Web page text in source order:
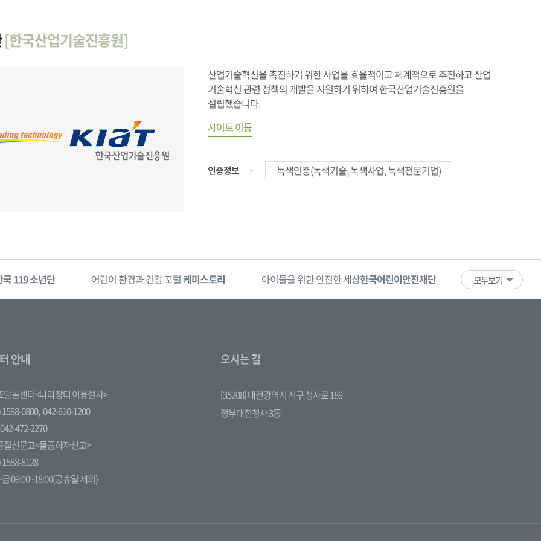
[한국산업기술진흥원]
산업기술혁신을 촉진하기 위한 사업을 효율적이고 체계적으로 추진하고 산업
기술혁신 관련 정책의 개발을 지원하기 위하여 한국산업기술진흥원을
설립했습니다.
사이트 이동
인증정보 녹색인증(녹색기술, 녹색사업, 녹색전문기업)
국 119 소년단 어린이 환경과 건강 포털케미스토리 아이들을 위한 안전한 세상한국어린이안전재단 어린이·청소년
모두보기
안내
달콜센터<나라장터 이용절차>
0800, 042-610-1200
472-2270
질신문고<물품하자신고>
8128
09:00~18:00(공휴일 제외)
오시는 길
[35208] 대전광역시 서구 청사로 189
정부대전청사 3동